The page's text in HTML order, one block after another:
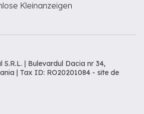
Kleinanzeigen
| Bulevardul Dacia nr 34,
| Tax ID: RO20201084 - site de